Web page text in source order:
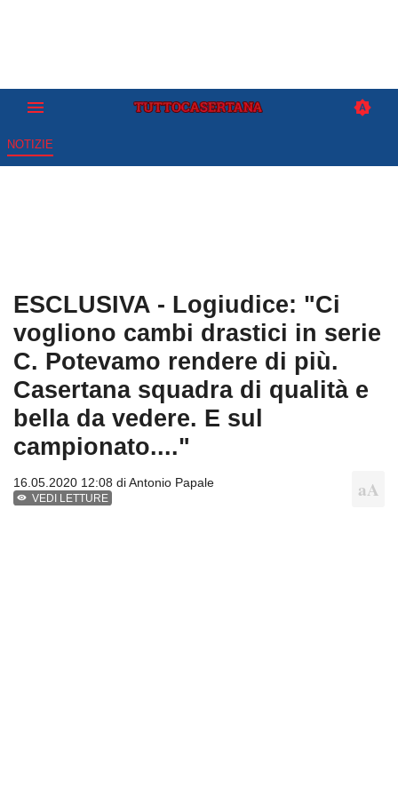
NOTIZIE
ESCLUSIVA - Logiudice: "Ci
vogliono cambi drastici in serie
C. Potevamo rendere di più.
Casertana squadra di qualità e
bella da vedere. E sul
campionato...."
16.05.2020 12:08 diAntonio Papale
VEDI LETTURE